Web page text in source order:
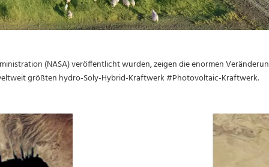
(NASA) veröffentlicht wurden, zeigen die enormen
größten hydro-Soly-Hybrid-Kraftwerk #Photovoltaic-Kraftwerk.